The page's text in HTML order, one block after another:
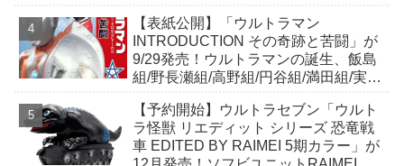
【表紙公開】「ウルトラマン
INTRODUCTION その奇跡と苦闘」が
9/29発売！ウルトラマンの誕生、飯島
組/野長瀬組/高野組/円谷組/満田組/実相
【予約開始】ウルトラセブン「ウルト
ラ怪獣 リエディット シリーズ 恐竜戦
車 EDITED BY RAIMEI 5期カラー」が